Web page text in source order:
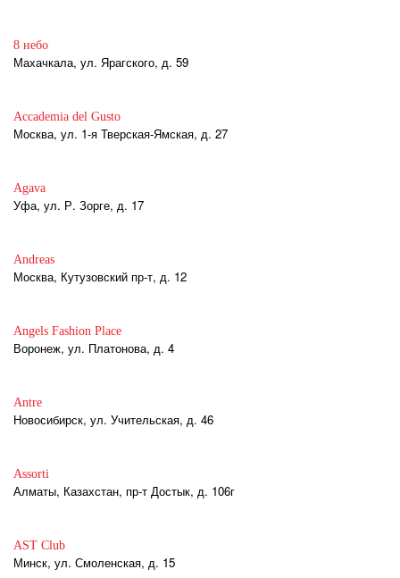
8 небо
Махачкала, ул. Ярагского, д. 59
Accademia del Gusto
Москва, ул. 1-я Тверская-Ямская, д. 27
Agava
Уфа, ул. Р. Зорге, д. 17
Andreas
Москва, Кутузовский пр-т, д. 12
Angels Fashion Place
Воронеж, ул. Платонова, д. 4
Antre
Новосибирск, ул. Учительская, д. 46
Assorti
Алматы, Казахстан, пр-т Достык, д. 106г
AST Club
Минск, ул. Смоленская, д. 15